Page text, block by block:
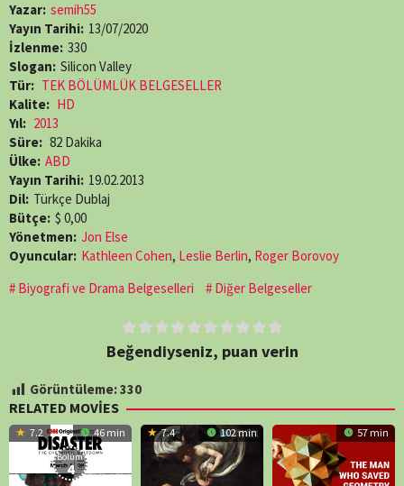
Yazar: semih55
Yayın Tarihi: 13/07/2020
İzlenme: 330
Slogan: Silicon Valley
Tür: TEK BÖLÜMLÜK BELGESELLER
Kalite: HD
Yıl: 2013
Süre: 82 Dakika
Ülke: ABD
Yayın Tarihi: 19.02.2013
Dil: Türkçe Dublaj
Bütçe: $ 0,00
Yönetmen: Jon Else
Oyuncular: Kathleen Cohen, Leslie Berlin, Roger Borovoy
Biyografi ve Drama Belgeselleri
Diğer Belgeseller
Beğendiyseniz, puan verin
Görüntüleme:330
RELATED MOVIES
7.2 46 min
Bölüm:
4
7.4 102 min 57 min